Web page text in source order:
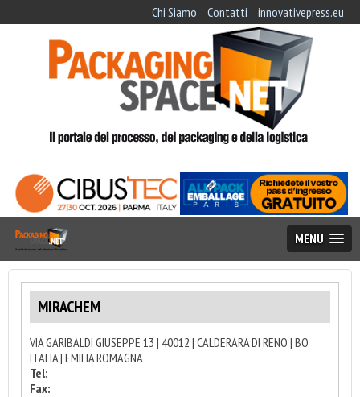
Chi Siamo Contatti innovativepress.eu
MENU
MIRACHEM
VIA GARIBALDI GIUSEPPE 13 | 40012 | CALDERARA DI RENO | BO
ITALIA | EMILIA ROMAGNA
Tel:
Fax: